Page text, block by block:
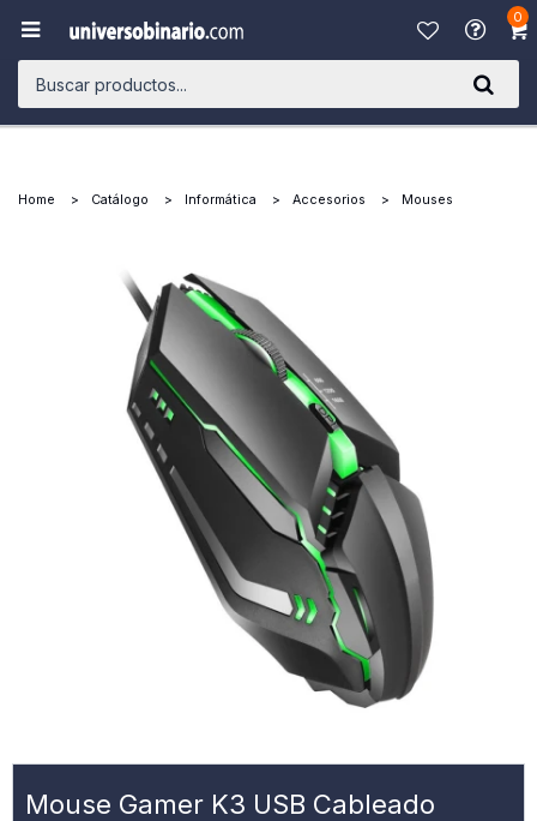
0

Home Catálogo Informática Accesorios Mouses
Mouse Gamer K3 USB Cableado